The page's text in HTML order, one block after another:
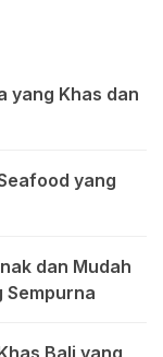
yang Khas dan
yang
dan Mudah
Sempurna